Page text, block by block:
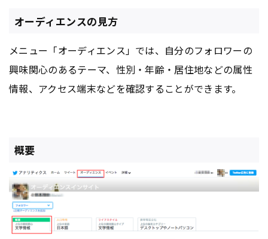
オーディエンスの見方
メニュー「オーディエンス」では、自分のフォロワーの
興味関心のあるテーマ、性別・年齢・居住地などの属性
情報、アクセス端末などを確認することができます。
概要